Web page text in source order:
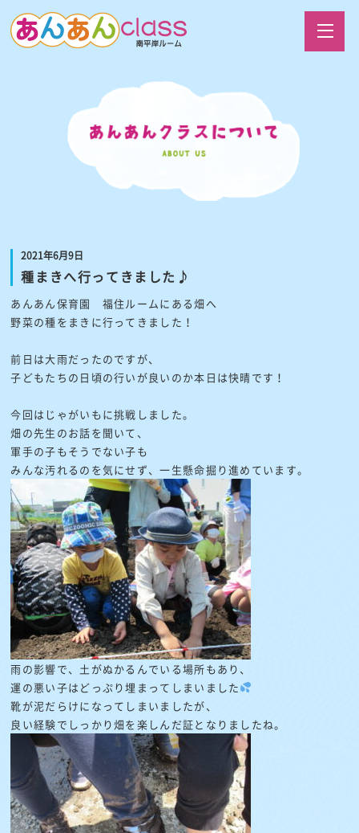
2021年6月9日
種まきへ行ってきました♪
あんあん保育園 福住ルームにある畑へ
野菜の種をまきに行ってきました！
前日は大雨だったのですが、
子どもたちの日頃の行いが良いのか本日は快晴です！
今回はじゃがいもに挑戦しました。
畑の先生のお話を聞いて、
軍手の子もそうでない子も
みんな汚れるのを気にせず、一生懸命掘り進めています。
雨の影響で、土がぬかるんでいる場所もあり、
運の悪い子はどっぷり埋まってしまいました
靴が泥だらけになってしまいましたが、
良い経験でしっかり畑を楽しんだ証となりましたね。